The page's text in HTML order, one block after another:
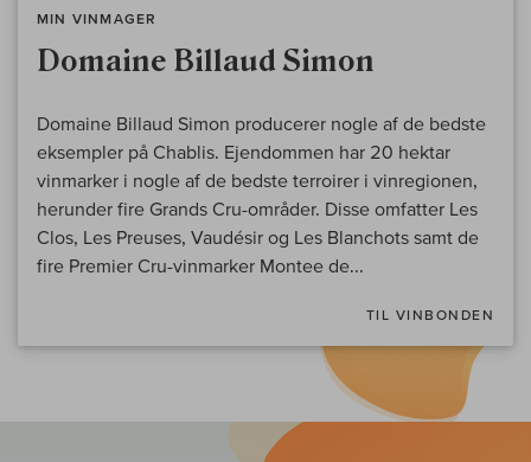
MIN VINMAGER
Domaine Billaud Simon
Domaine Billaud Simon producerer nogle af de bedste
eksempler på Chablis. Ejendommen har 20 hektar
vinmarker i nogle af de bedste terroirer i vinregionen,
herunder fire Grands Cru-områder. Disse omfatter Les
Clos, Les Preuses, Vaudésir og Les Blanchots samt de
fire Premier Cru-vinmarker Montee de...
TIL VINBONDEN